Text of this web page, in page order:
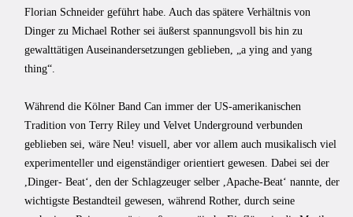
Florian Schneider geführt habe. Auch das spätere Verhältnis von
Dinger zu Michael Rother sei äußerst spannungsvoll bis hin zu
gewalttätigen Auseinandersetzungen geblieben, „a ying and yang
thing“.
Während die Kölner Band Can immer der US-amerikanischen
Tradition von Terry Riley und Velvet Underground verbunden
geblieben sei, wäre Neu! visuell, aber vor allem auch musikalisch viel
experimenteller und eigenständiger orientiert gewesen. Dabei sei der
,Dinger- Beatʻ, den der Schlagzeuger selber ,Apache-Beatʻ nannte, der
wichtigste Bestandteil gewesen, während Rother, durch seine